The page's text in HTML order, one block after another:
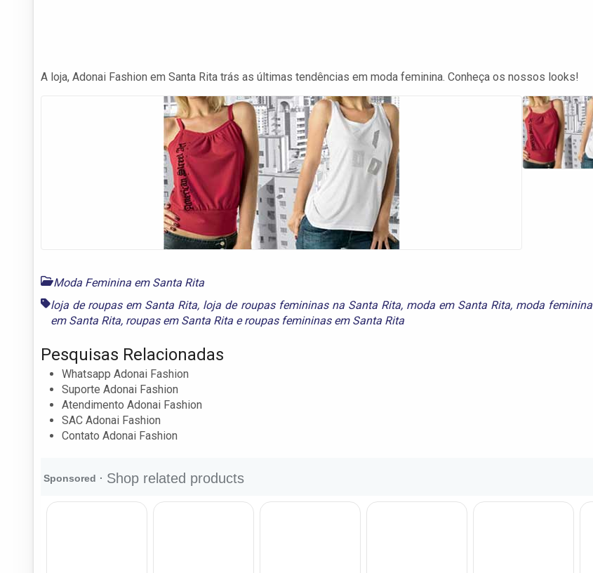
A loja, Adonai Fashion em Santa Rita trás as últimas tendências em moda feminina. Conheça os nossos looks!
Moda Feminina em Santa Rita
loja de roupas em Santa Rita, loja de roupas femininas na Santa Rita, moda em Santa Rita, moda feminina
em Santa Rita, roupas em Santa Rita eroupas femininas em Santa Rita
Pesquisas Relacionadas
Whatsapp Adonai Fashion
Suporte Adonai Fashion
Atendimento Adonai Fashion
SAC Adonai Fashion
Contato Adonai Fashion